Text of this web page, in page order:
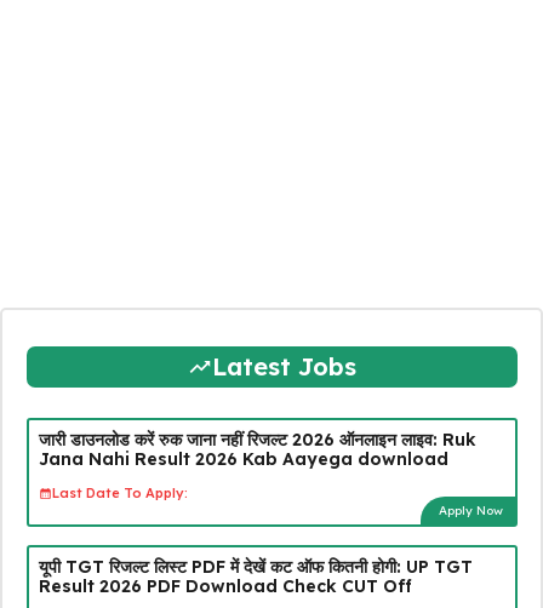
Latest Jobs
जारी डाउनलोड करें रुक जाना नहीं रिजल्ट 2026 ऑनलाइन लाइव: Ruk
Jana Nahi Result 2026 Kab Aayega download
Last Date To Apply:
Apply Now
यूपी TGT रिजल्ट लिस्ट PDF में देखें कट ऑफ कितनी होगी: UP TGT
Result 2026 PDF Download Check CUT Off